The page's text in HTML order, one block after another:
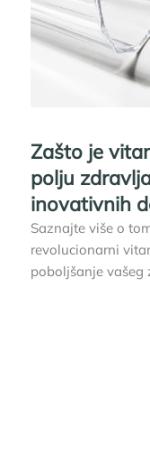
Zašto je
polju
inovativnih
Saznajte više o
revolucionarni
poboljšanje vašeg